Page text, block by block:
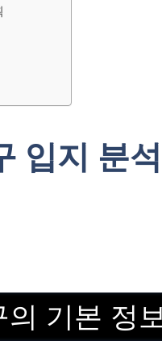
입지 분석
의 기본 정